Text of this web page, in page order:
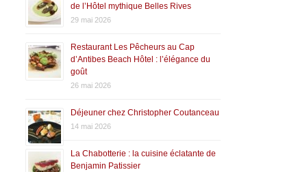
de l’Hôtel mythique Belles Rives
29 mai 2026
Restaurant Les Pêcheurs au Cap
d’Antibes Beach Hôtel : l’élégance du
goût
26 mai 2026
Déjeuner chez Christopher Coutanceau
14 mai 2026
La Chabotterie : la cuisine éclatante de
Benjamin Patissier